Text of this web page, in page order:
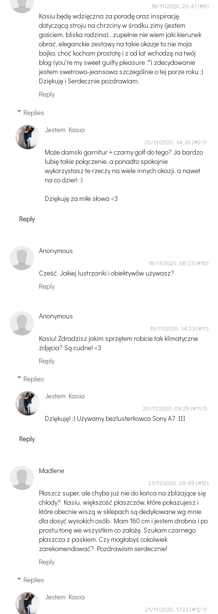
18/11/2020, 20:41
Kasiu będę wdzięczna za poradę oraz inspirację
dotyczącą stroju na chrzciny w środku zimy (jestem
gościem, bliska rodzina)...zupełnie nie wiem jaki kierunek
obrać, eleganckie zestawy na takie okazje to nie moja
bajka, choć kocham prostotę i z od lat wchodzę na twój
blog (you're my sweet guilty pleasure :*) zdecydowanie
jestem swetrowo-jeansowa szczególnie o tej porze roku ;)
Dziękuję i Serdecznie pozdrawiam.
Reply
Replies
Jestem Kasia
20/11/2020, 14:36
Może damski garnitur + czarny golf do tego? Ja bardzo
lubię takie połączenie, a ponadto spokojnie
wykorzystasz te rzeczy na wiele innych okazji, a nawet
na co dzień :)
Dziękuję za miłe słowa <3
Reply
Anonymous
19/11/2020, 08:23
Cześć. Jakiej lustrzanki i obiektywôw używasz?
Reply
Anonymous
19/11/2020, 14:23
Kasiu! Zdradzisz jakim sprzętem robicie tak klimatyczne
zdjęcia? Są cudne! <3
Reply
Replies
Jestem Kasia
20/11/2020, 09:29
Dziękuję! :) Używamy bezlusterkowca Sony A7 III
Reply
Madlene
21/11/2020, 09:49
Płaszcz super, ale chyba już nie do końca na zbliżające się
chłody? Kasiu, większość płaszczów, które pokazujesz i
które obecnie wiszą w sklepach są dedykowane wg mnie
dla dosyć wysokich osób. Mam 160 cm i jestem drobna i po
prostu tonę we wszystkim co założę. Szukam czarnego
płaszcza z paskiem. Czy mogłabyś cokolwiek
zarekomendować? Pozdrawiam serdecznie!
Reply
Replies
Jestem Kasia
21/11/2020, 17:23